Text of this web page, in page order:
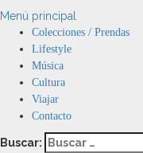
Menú principal
Colecciones / Prendas
Lifestyle
Música
Cultura
Viajar
Contacto
Buscar: